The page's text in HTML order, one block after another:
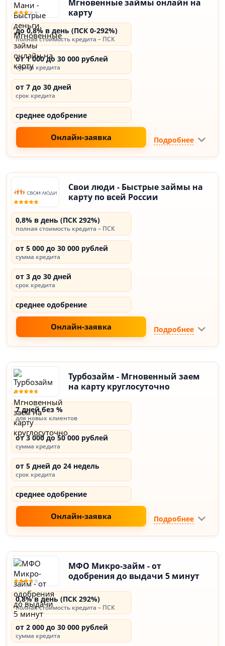
Мгновенные займы онлайн на
карту
до 0,8% в день (ПСК 0-292%)
полная стоимость кредита – ПСК
от 1 000 до 30 000 рублей
сумма кредита
от 7 до 30 дней
срок кредита
среднее одобрение
Онлайн-заявка Подробнее
Свои люди - Быстрые займы на
карту по всей России
0,8% в день (ПСК 292%)
полная стоимость кредита – ПСК
от 5 000 до 30 000 рублей
сумма кредита
от 3 до 30 дней
срок кредита
среднее одобрение
Онлайн-заявка Подробнее
Турбозайм - Мгновенный заем
на карту круглосуточно
7 дней без %
для новых клиентов
от 3 000 до 50 000 рублей
сумма кредита
от 5 дней до 24 недель
срок кредита
среднее одобрение
Онлайн-заявка Подробнее
МФО Микро-займ - от
одобрения до выдачи 5 минут
0,8% в день (ПСК 292%)
полная стоимость кредита – ПСК
от 2 000 до 30 000 рублей
сумма кредита